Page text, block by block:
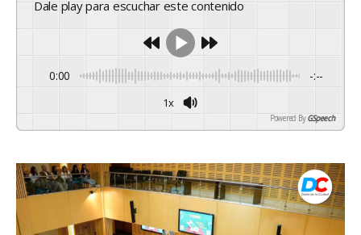
Dale play para escuchar este contenido
0:00 -:--
1x
Powered By GSpeech